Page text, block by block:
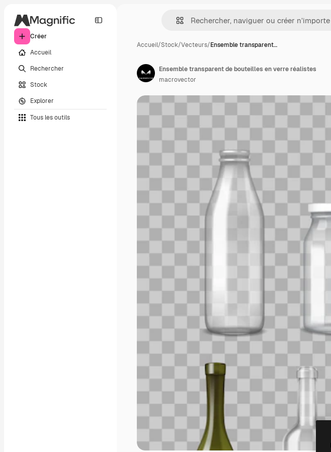
Créer
Accueil
Rechercher
Stock
Explorer
Tous les outils
Accueil/Stock/Vecteurs/Ensemble transparent…
Ensemble transparent de bouteilles en verre réalistes
macrovector